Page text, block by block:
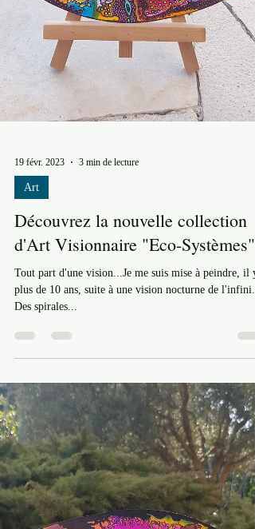
19 févr. 2023 3 min de lecture
Art
Découvrez la nouvelle collection
d'Art Visionnaire "Eco-Systèmes"
Tout part d'une vision...Je me suis mise à peindre, il y
Des spirales...